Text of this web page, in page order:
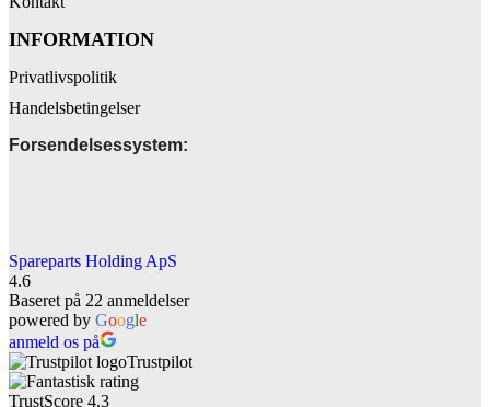
INFORMATION
Privatlivspolitik
Handelsbetingelser
Forsendelsessystem:
Spareparts Holding ApS
4.6
Baseret på 22 anmeldelser
powered by Google
anmeld os på
Trustpilot
TrustScore 4.3